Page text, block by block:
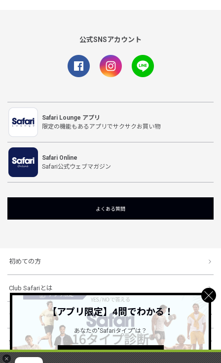
×
公式SNSアカウント
Safari Lounge アプリ
限定の機能もあるアプリでサクサクお買い物
Safari Online
Safari公式ウェブマガジン
よくある質問
初めての方
Club Safariとは
ショッピングガイド
会社概要・規約
【アプリ限定】4問でわかる！
あなたの"Safariタイプ"は？
詳しくはこちら ＞